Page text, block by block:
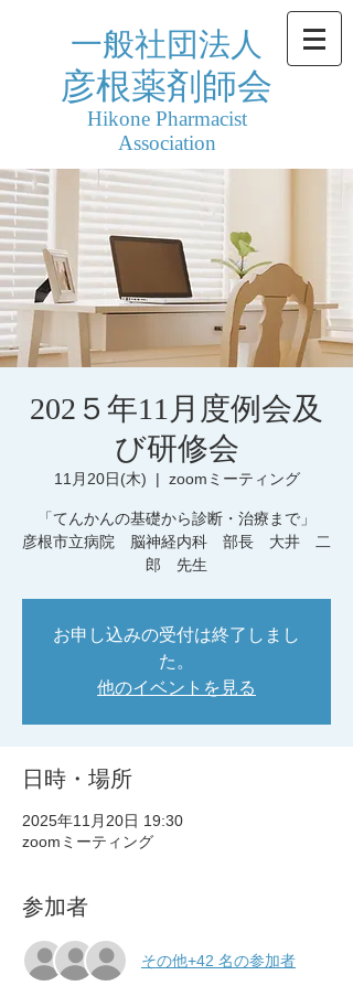
一般社団法人
彦根薬剤師会
Hikone Pharmacist
Association
202５年11月度例会及
び研修会
11月20日(木)
  |
zoomミーティング
「てんかんの基礎から診断・治療まで」
彦根市立病院 脳神経内科 部長 大井 二
郎 先生
お申し込みの受付は終了しまし
た。
他のイベントを見る
日時・場所
2025年11月20日 19:30
zoomミーティング
参加者
その他+42 名の参加者